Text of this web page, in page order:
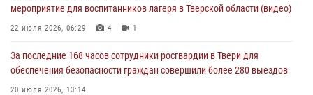
мероприятие для воспитанников лагеря в Тверской области (видео)
22 июля 2026, 06:29 4 1
За последние 168 часов сотрудники росгвардии в Твери для
обеспечения безопасности граждан совершили более 280 выездов
20 июля 2026, 13:14